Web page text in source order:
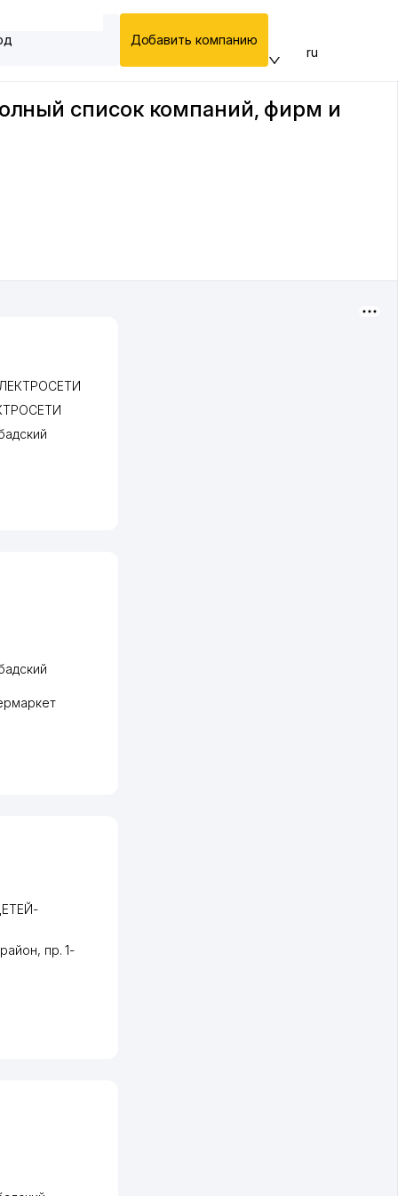
Добавить компанию
ru
список компаний, фирм и
, пр. 1-